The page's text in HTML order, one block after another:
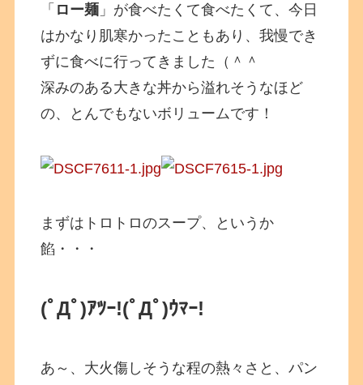
「 ロー麺 」が食べたくて食べたくて、今日
はかなり肌寒かったこともあり、我慢でき
ずに食べに行ってきました（＾＾
深みのある大きな丼から溢れそうなほど
の、とんでもないボリュームです！
まずはトロトロのスープ、というか
餡・・・
(ﾟДﾟ)ｱﾂｰ!(ﾟДﾟ)ｳﾏｰ!
あ～、大火傷しそうな程の熱々さと、パン